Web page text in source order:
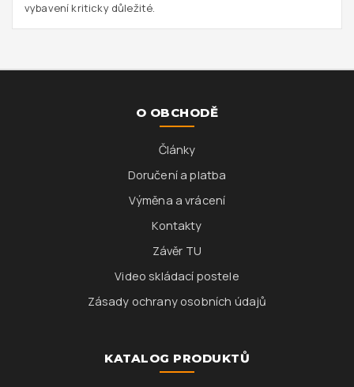
vybavení kriticky důležité.
O OBCHODĚ
Články
Doručení a platba
Výměna a vrácení
Kontakty
Závěr TU
Video skládací postele
Zásady ochrany osobních údajů
KATALOG PRODUKTŮ